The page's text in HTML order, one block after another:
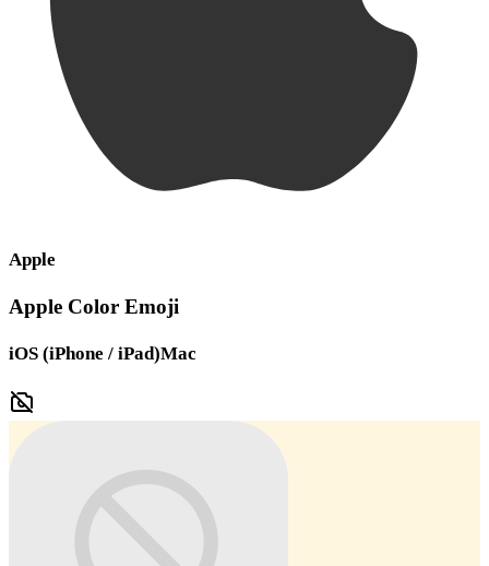
Apple
Apple Color Emoji
iOS (iPhone / iPad)Mac